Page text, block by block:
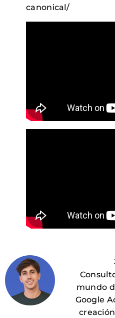
canonical/
mundo
Google